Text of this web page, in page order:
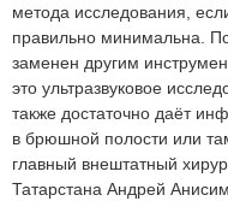
метода исследования,
правильно минимальна.
заменен другим
это ультразвуковое
также достаточно даёт
в брюшной полости или
главный внештатный
Татарстана Андрей